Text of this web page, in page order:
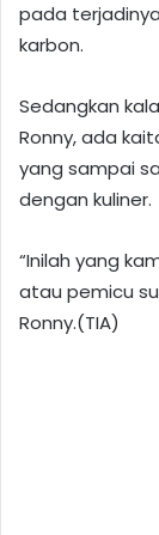
pada
karbon.
Sedangkan
Ronny, ada
yang sampai
dengan kuliner.
“Inilah yang
atau pemicu
Ronny.(TIA)